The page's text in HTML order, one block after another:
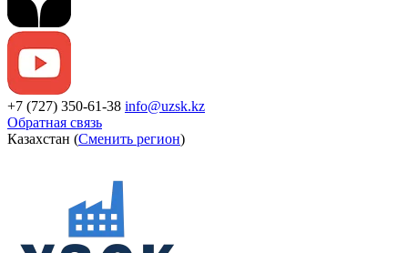
+7 (727) 350-61-38 info@uzsk.kz
Обратная связь
Казахстан (Сменить регион)